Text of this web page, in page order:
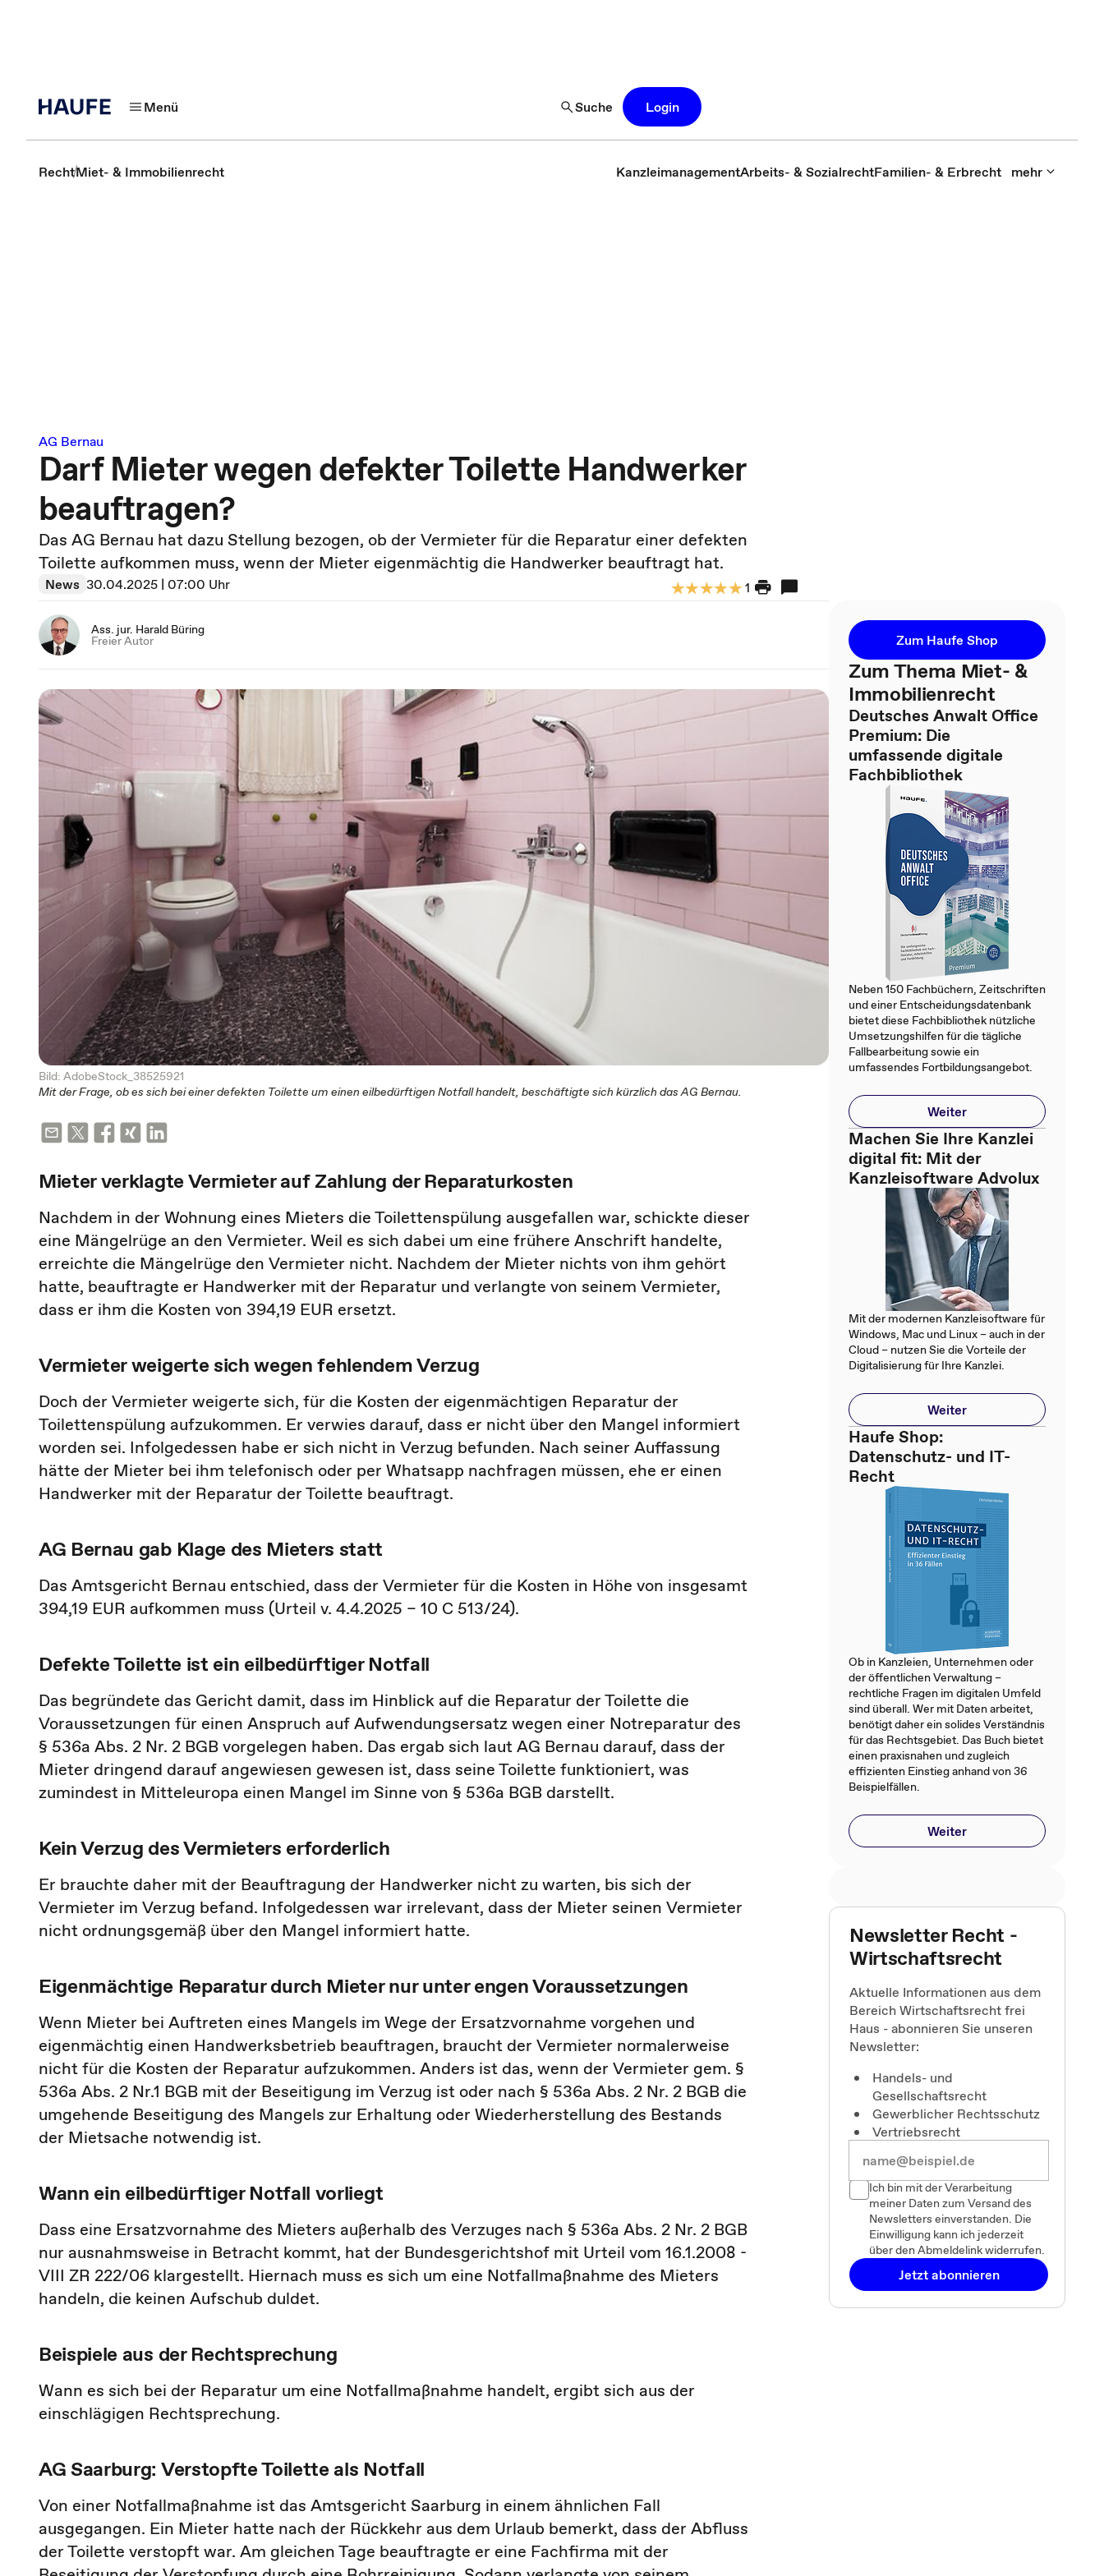
Menü Suche Login
RechtMiet- & Immobilienrecht KanzleimanagementArbeits- & SozialrechtFamilien- & Erbrecht mehr
AG Bernau
Darf Mieter wegen defekter Toilette Handwerker
beauftragen?
Das AG Bernau hat dazu Stellung bezogen, ob der Vermieter für die Reparatur einer defekten
Toilette aufkommen muss, wenn der Mieter eigenmächtig die Handwerker beauftragt hat.
News 30.04.2025 | 07:00 Uhr 1
Ass. jur. Harald Büring
Freier Autor
Bild: AdobeStock_38525921
Mit der Frage, ob es sich bei einer defekten Toilette um einen eilbedürftigen Notfall handelt, beschäftigte sich kürzlich das AG Bernau.
Mieter verklagte Vermieter auf Zahlung der Reparaturkosten
Nachdem in der Wohnung eines Mieters die Toilettenspülung ausgefallen war, schickte dieser
eine Mängelrüge an den Vermieter. Weil es sich dabei um eine frühere Anschrift handelte,
erreichte die Mängelrüge den Vermieter nicht. Nachdem der Mieter nichts von ihm gehört
hatte, beauftragte er Handwerker mit der Reparatur und verlangte von seinem Vermieter,
dass er ihm die Kosten von 394,19 EUR ersetzt.
Vermieter weigerte sich wegen fehlendem Verzug
Doch der Vermieter weigerte sich, für die Kosten der eigenmächtigen Reparatur der
Toilettenspülung aufzukommen. Er verwies darauf, dass er nicht über den Mangel informiert
worden sei. Infolgedessen habe er sich nicht in Verzug befunden. Nach seiner Auffassung
hätte der Mieter bei ihm telefonisch oder per Whatsapp nachfragen müssen, ehe er einen
Handwerker mit der Reparatur der Toilette beauftragt.
AG Bernau gab Klage des Mieters statt
Das Amtsgericht Bernau entschied, dass der Vermieter für die Kosten in Höhe von insgesamt
394,19 EUR aufkommen muss (Urteil v. 4.4.2025 – 10 C 513/24).
Defekte Toilette ist ein eilbedürftiger Notfall
Das begründete das Gericht damit, dass im Hinblick auf die Reparatur der Toilette die
Voraussetzungen für einen Anspruch auf Aufwendungsersatz wegen einer Notreparatur des
§ 536a Abs. 2 Nr. 2 BGB vorgelegen haben. Das ergab sich laut AG Bernau darauf, dass der
Mieter dringend darauf angewiesen gewesen ist, dass seine Toilette funktioniert, was
zumindest in Mitteleuropa einen Mangel im Sinne von § 536a BGB darstellt.
Kein Verzug des Vermieters erforderlich
Er brauchte daher mit der Beauftragung der Handwerker nicht zu warten, bis sich der
Vermieter im Verzug befand. Infolgedessen war irrelevant, dass der Mieter seinen Vermieter
nicht ordnungsgemäß über den Mangel informiert hatte.
Eigenmächtige Reparatur durch Mieter nur unter engen Voraussetzungen
Wenn Mieter bei Auftreten eines Mangels im Wege der Ersatzvornahme vorgehen und
eigenmächtig einen Handwerksbetrieb beauftragen, braucht der Vermieter normalerweise
nicht für die Kosten der Reparatur aufzukommen. Anders ist das, wenn der Vermieter gem. §
536a Abs. 2 Nr.1 BGB mit der Beseitigung im Verzug ist oder nach § 536a Abs. 2 Nr. 2 BGB die
umgehende Beseitigung des Mangels zur Erhaltung oder Wiederherstellung des Bestands
der Mietsache notwendig ist.
Wann ein eilbedürftiger Notfall vorliegt
Dass eine Ersatzvornahme des Mieters außerhalb des Verzuges nach § 536a Abs. 2 Nr. 2 BGB
nur ausnahmsweise in Betracht kommt, hat der Bundesgerichtshof mit Urteil vom 16.1.2008 -
VIII ZR 222/06 klargestellt. Hiernach muss es sich um eine Notfallmaßnahme des Mieters
handeln, die keinen Aufschub duldet.
Beispiele aus der Rechtsprechung
Wann es sich bei der Reparatur um eine Notfallmaßnahme handelt, ergibt sich aus der
einschlägigen Rechtsprechung.
AG Saarburg: Verstopfte Toilette als Notfall
Von einer Notfallmaßnahme ist das Amtsgericht Saarburg in einem ähnlichen Fall
ausgegangen. Ein Mieter hatte nach der Rückkehr aus dem Urlaub bemerkt, dass der Abfluss
der Toilette verstopft war. Am gleichen Tage beauftragte er eine Fachfirma mit der
Zum Haufe Shop
Zum Thema Miet- &
Immobilienrecht
Deutsches Anwalt Office
Premium: Die
umfassende digitale
Fachbibliothek
Neben 150 Fachbüchern, Zeitschriften
und einer Entscheidungsdatenbank
bietet diese Fachbibliothek nützliche
Umsetzungshilfen für die tägliche
Fallbearbeitung sowie ein
umfassendes Fortbildungsangebot.
Weiter
Machen Sie Ihre Kanzlei
digital fit: Mit der
Kanzleisoftware Advolux
Mit der modernen Kanzleisoftware für
Windows, Mac und Linux – auch in der
Cloud – nutzen Sie die Vorteile der
Digitalisierung für Ihre Kanzlei.
Weiter
Haufe Shop:
Datenschutz- und IT-
Recht
Ob in Kanzleien, Unternehmen oder
der öffentlichen Verwaltung –
rechtliche Fragen im digitalen Umfeld
sind überall. Wer mit Daten arbeitet,
benötigt daher ein solides Verständnis
für das Rechtsgebiet. Das Buch bietet
einen praxisnahen und zugleich
effizienten Einstieg anhand von 36
Beispielfällen.
Weiter
Newsletter Recht -
Wirtschaftsrecht
Aktuelle Informationen aus dem
Bereich Wirtschaftsrecht frei
Haus - abonnieren Sie unseren
Newsletter:
Handels- und
Gesellschaftsrecht
Gewerblicher Rechtsschutz
Vertriebsrecht
Ich bin mit der Verarbeitung
meiner Daten zum Versand des
Newsletters einverstanden. Die
Einwilligung kann ich jederzeit
über den Abmeldelink widerrufen.
Jetzt abonnieren